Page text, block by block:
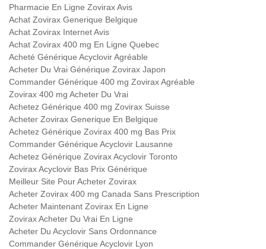
Pharmacie En Ligne Zovirax Avis
Achat Zovirax Generique Belgique
Achat Zovirax Internet Avis
Achat Zovirax 400 mg En Ligne Quebec
Acheté Générique Acyclovir Agréable
Acheter Du Vrai Générique Zovirax Japon
Commander Générique 400 mg Zovirax Agréable
Zovirax 400 mg Acheter Du Vrai
Achetez Générique 400 mg Zovirax Suisse
Acheter Zovirax Generique En Belgique
Achetez Générique Zovirax 400 mg Bas Prix
Commander Générique Acyclovir Lausanne
Achetez Générique Zovirax Acyclovir Toronto
Zovirax Acyclovir Bas Prix Générique
Meilleur Site Pour Acheter Zovirax
Acheter Zovirax 400 mg Canada Sans Prescription
Acheter Maintenant Zovirax En Ligne
Zovirax Acheter Du Vrai En Ligne
Acheter Du Acyclovir Sans Ordonnance
Commander Générique Acyclovir Lyon